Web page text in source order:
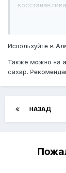
конечно,
Или лучше
желудком
1 капля не
Используйте в
Также можно на
сахар.
НАЗАД